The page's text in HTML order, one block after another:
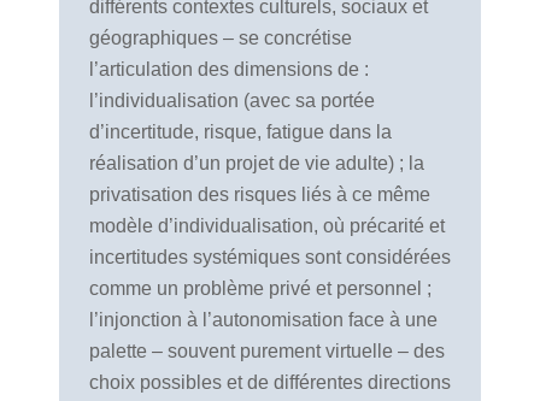
différents contextes culturels, sociaux et
géographiques – se concrétise
l’articulation des dimensions de :
l’individualisation (avec sa portée
d’incertitude, risque, fatigue dans la
réalisation d’un projet de vie adulte) ; la
privatisation des risques liés à ce même
modèle d’individualisation, où précarité et
incertitudes systémiques sont considérées
comme un problème privé et personnel ;
l’injonction à l’autonomisation face à une
palette – souvent purement virtuelle – des
choix possibles et de différentes directions